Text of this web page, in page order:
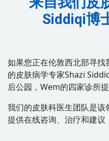
Siddiqi博
如果您正在伦敦西北部寻
的皮肤病学专家Shazi
后公园，Wem的四家诊所
我们的皮肤科医生团队是
提供在线咨询、治疗和建议